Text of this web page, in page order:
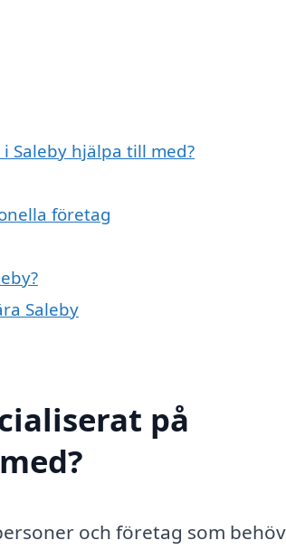
Saleby hjälpa till med?
företag
Saleby
på
och företag som